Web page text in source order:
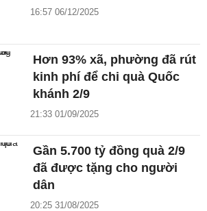
16:57 06/12/2025
Hơn 93% xã, phường đã rút
kinh phí để chi quà Quốc
khánh 2/9
21:33 01/09/2025
Gần 5.700 tỷ đồng quà 2/9
đã được tặng cho người
dân
20:25 31/08/2025